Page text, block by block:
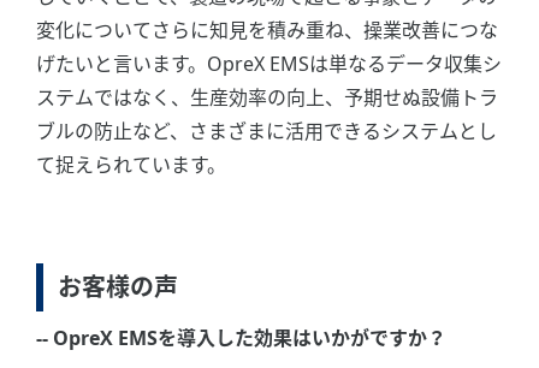
変化についてさらに知見を積み重ね、操業改善につな
げたいと言います。OpreX EMSは単なるデータ収集シ
ステムではなく、生産効率の向上、予期せぬ設備トラ
ブルの防止など、さまざまに活用できるシステムとし
て捉えられています。
お客様の声
-- OpreX EMSを導入した効果はいかがですか？